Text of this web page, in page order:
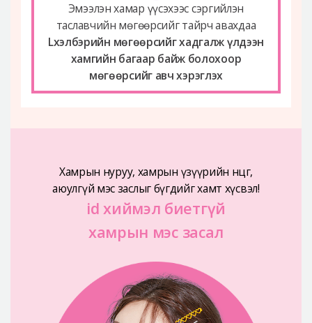
Эмээлэн хамар үүсэхээс сэргийлэн
таславчийн мөгөөрсийг тайрч авахдаа
Lхэлбэрийн мөгөөрсийг хадгалж үлдээн
хамгийн багаар байж болохоор
мөгөөрсийг авч хэрэглэх
Хамрын нуруу, хамрын үзүүрийн өнцөг,
аюулгүй мэс заслыг бүгдийг хамт хүсвэл!
id хиймэл биетгүй
хамрын мэс засал